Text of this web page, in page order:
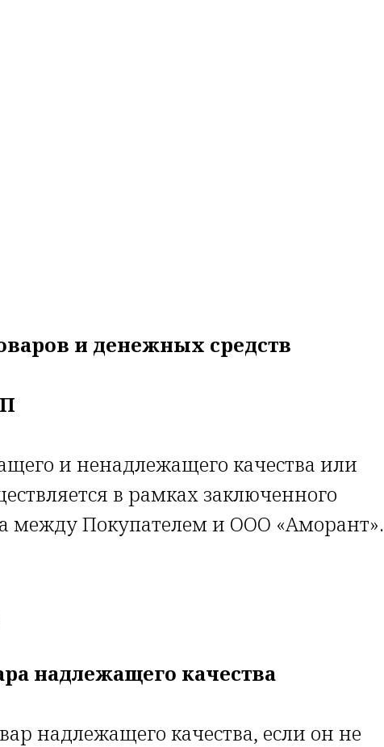
и денежных средств
и ненадлежащего качества или
в рамках заключенного
между Покупателем и ООО «Аморант».
надлежащего качества
надлежащего качества, если он не